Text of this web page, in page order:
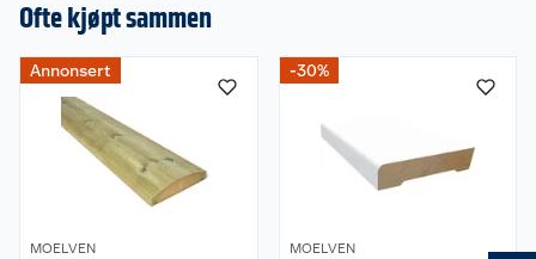
Ofte kjøpt sammen
Annonsert
MOELVEN
-30%
MOELVEN